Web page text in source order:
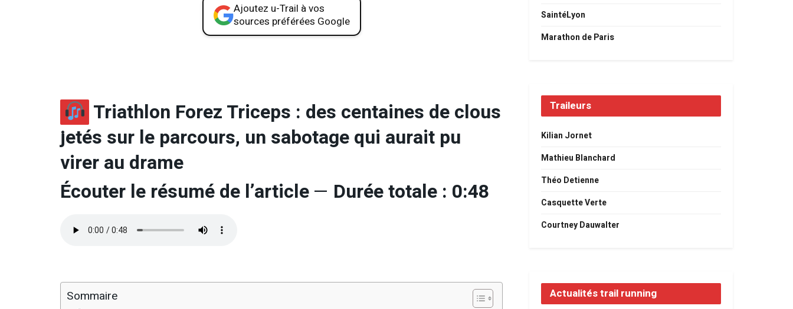
Ajoutez u-Trail à vos
sources préférées Google
Triathlon Forez Triceps : des centaines de clous
jetés sur le parcours, un sabotage qui aurait pu
virer au drame
Écouter le résumé de l’article— Durée totale : 0:48
Sommaire
SaintéLyon
Marathon de Paris
Traileurs
Kilian Jornet
Mathieu Blanchard
Théo Detienne
Casquette Verte
Courtney Dauwalter
Actualités trail running